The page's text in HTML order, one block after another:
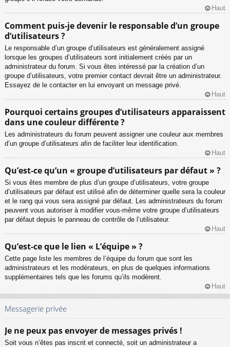
Haut
Comment puis-je devenir le responsable d’un groupe
d’utilisateurs ?
Le responsable d’un groupe d’utilisateurs est généralement assigné
lorsque les groupes d’utilisateurs sont initialement créés par un
administrateur du forum. Si vous êtes intéressé par la création d’un
groupe d’utilisateurs, votre premier contact devrait être un administrateur.
Essayez de le contacter en lui envoyant un message privé.
Haut
Pourquoi certains groupes d’utilisateurs apparaissent
dans une couleur différente ?
Les administrateurs du forum peuvent assigner une couleur aux membres
d’un groupe d’utilisateurs afin de faciliter leur identification.
Haut
Qu’est-ce qu’un « groupe d’utilisateurs par défaut » ?
Si vous êtes membre de plus d’un groupe d’utilisateurs, votre groupe
d’utilisateurs par défaut est utilisé afin de déterminer quelle sera la couleur
et le rang qui vous sera assigné par défaut. Les administrateurs du forum
peuvent vous autoriser à modifier vous-même votre groupe d’utilisateurs
par défaut depuis le panneau de contrôle de l’utilisateur.
Haut
Qu’est-ce que le lien « L’équipe » ?
Cette page liste les membres de l’équipe du forum que sont les
administrateurs et les modérateurs, en plus de quelques informations
supplémentaires tels que les forums qu’ils modèrent.
Haut
Messagerie privée
Je ne peux pas envoyer de messages privés !
Soit vous n’êtes pas inscrit et connecté, soit un administrateur a